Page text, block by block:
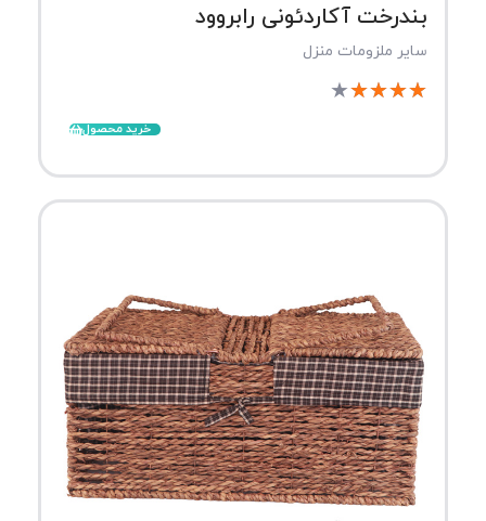
بندرخت آکاردئونی رابروود
سایر ملزومات منزل
★
★
★
★
★
خرید محصول